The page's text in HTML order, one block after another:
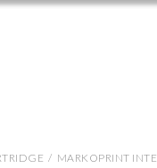
/ MARKOPRINT